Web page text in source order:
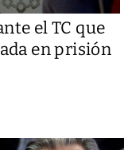
el TC que
en prisión